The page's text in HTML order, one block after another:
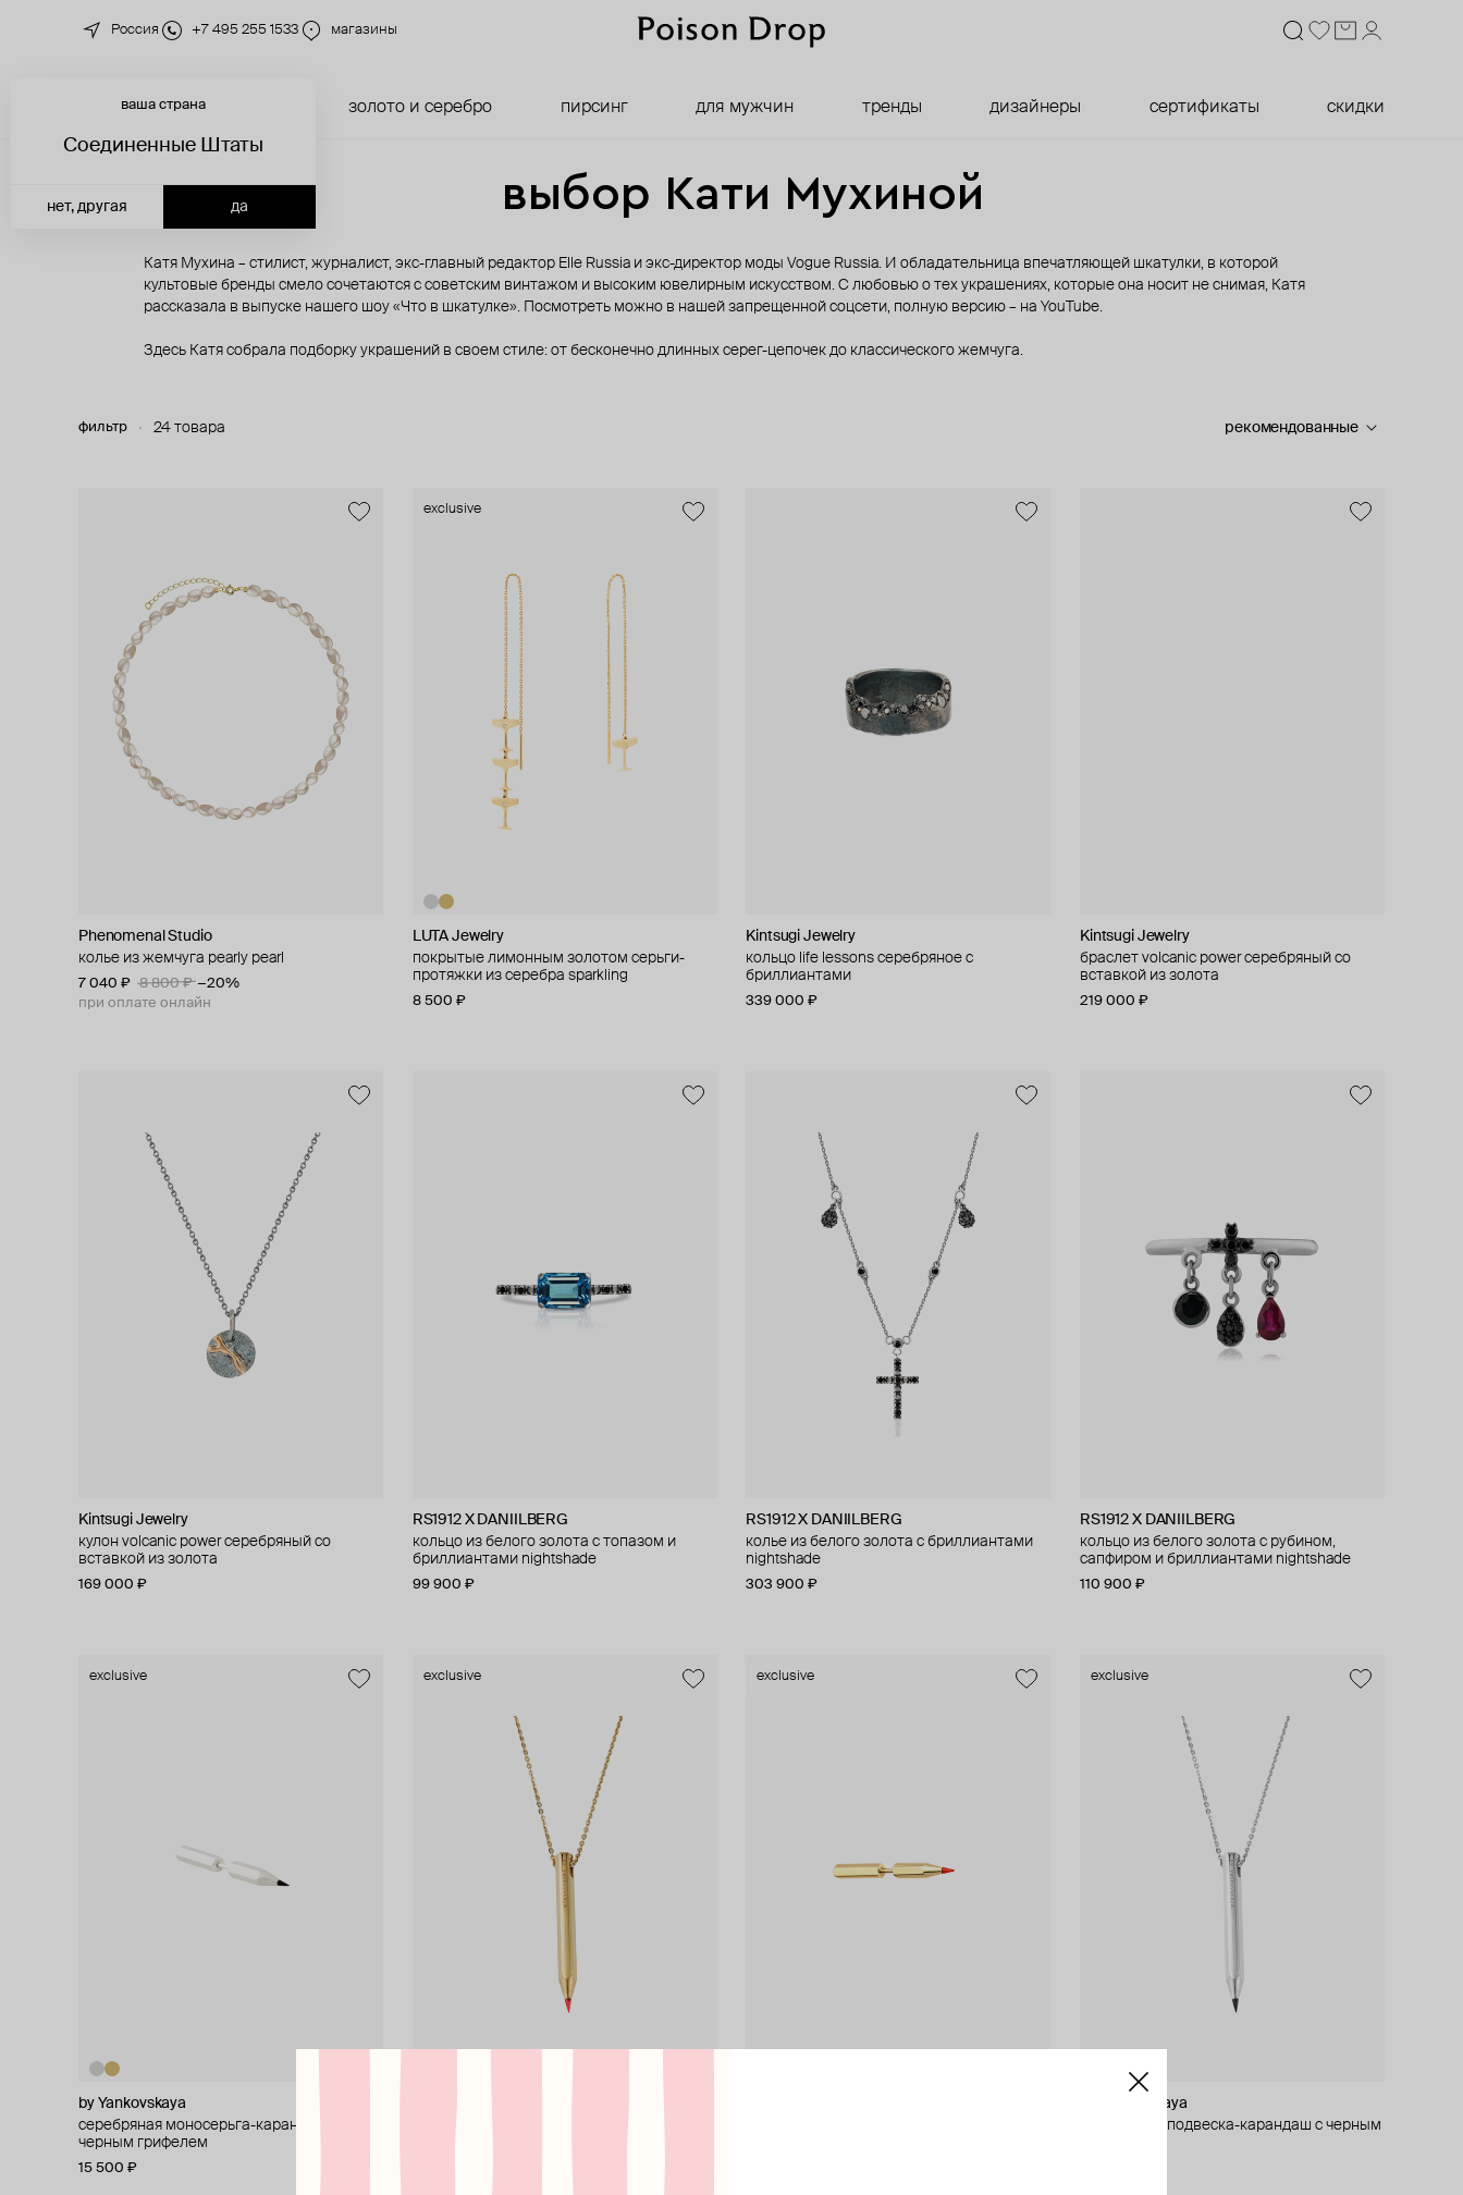
Россия +7 495 255 1533 магазины
новинки золото и серебро пирсинг для мужчин тренды дизайнеры сертификаты скидки
ваша страна
Соединенные Штаты
да
нет, другая выбор Кати Мухиной
Катя Мухина – стилист, журналист, экс-главный редактор Elle Russia и экс-директор моды Vogue Russia. И обладательница впечатляющей шкатулки, в которой
культовые бренды смело сочетаются с советским винтажом и высоким ювелирным искусством. С любовью о тех украшениях, которые она носит не снимая, Катя
рассказала в выпуске нашего шоу «Что в шкатулке». Посмотреть можно в нашей запрещенной соцсети, полную версию – на YouTube.
Здесь Катя собрала подборку украшений в своем стиле: от бесконечно длинных серег-цепочек до классического жемчуга.
фильтр 24 товара рекомендованные
Phenomenal Studio
колье из жемчуга pearly pearl
7 040 ₽ 8 800 ₽ −20%
при оплате онлайн
exclusive
LUTA Jewelry
покрытые лимонным золотом серьги-
протяжки из серебра sparkling
8 500 ₽
Kintsugi Jewelry
кольцо life lessons серебряное с
бриллиантами
339 000 ₽
Kintsugi Jewelry
браслет volcanic power серебряный со
вставкой из золота
219 000 ₽
Kintsugi Jewelry
кулон volcanic power серебряный со
вставкой из золота
169 000 ₽
RS1912 X DANIILBERG
кольцо из белого золота с топазом и
бриллиантами nightshade
99 900 ₽
RS1912 X DANIILBERG
колье из белого золота с бриллиантами
nightshade
303 900 ₽
RS1912 X DANIILBERG
кольцо из белого золота с рубином,
сапфиром и бриллиантами nightshade
110 900 ₽
exclusive
by Yankovskaya
серебряная моносерьга-карандаш с
черным грифелем
15 500 ₽
exclusive exclusive exclusive
by Yankovskaya
серебряная подвеска-карандаш с черным